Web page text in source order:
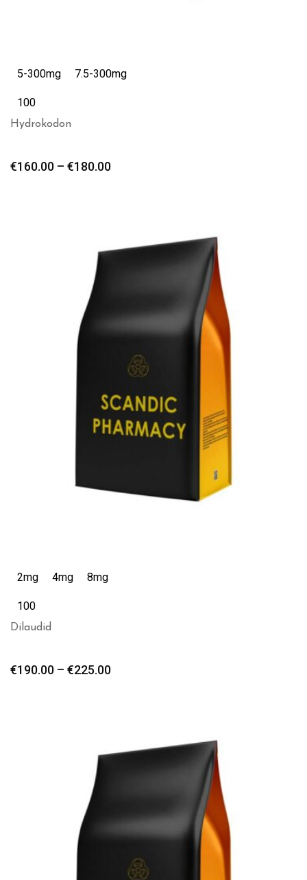
5-300mg 7.5-300mg
100
Hydrokodon
€160.00 – €180.00
2mg 4mg 8mg
100
Dilaudid
€190.00 – €225.00